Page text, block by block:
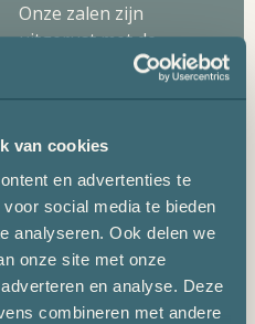
van cookies
en advertenties te
social media te bieden
analyseren. Ook delen we
onze site met onze
en analyse. Deze
combineren met andere
Onze zalen zijn
uitgerust met de
technologieën en
opstellingen om aan
al je behoeften te
voldoen. Ons
professionele team
staat klaar om elk
evenement tot een
succes te maken.